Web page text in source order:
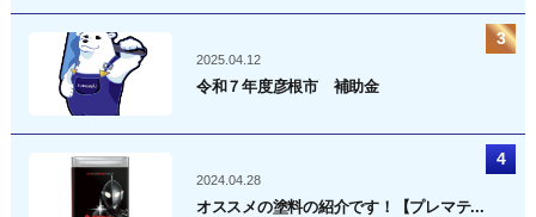
2025.04.12
令和７年度彦根市 補助金
2024.04.28
オススメの塗料の紹介です！【プレマテ...